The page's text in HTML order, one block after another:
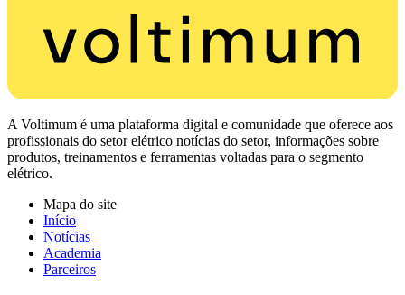
A Voltimum é uma plataforma digital e comunidade que oferece aos
profissionais do setor elétrico notícias do setor, informações sobre
produtos, treinamentos e ferramentas voltadas para o segmento
elétrico.
Mapa do site
Início
Notícias
Academia
Parceiros